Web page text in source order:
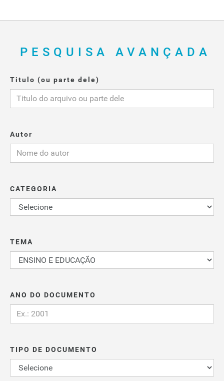
PESQUISA AVANÇADA
Titulo (ou parte dele)
Autor
CATEGORIA
TEMA
ANO DO DOCUMENTO
TIPO DE DOCUMENTO